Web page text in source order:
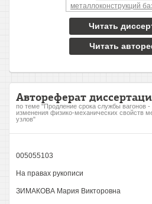
Читать
Читать
Автореферат
по теме "Продление срока службы вагонов -
изменения физико-механических свойств
узлов"
005055103
На правах рукописи
ЗИМАКОВА Мария Викторовна